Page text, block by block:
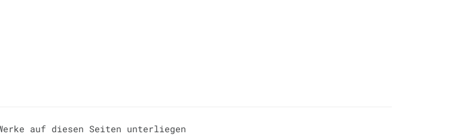
auf diesen Seiten unterliegen